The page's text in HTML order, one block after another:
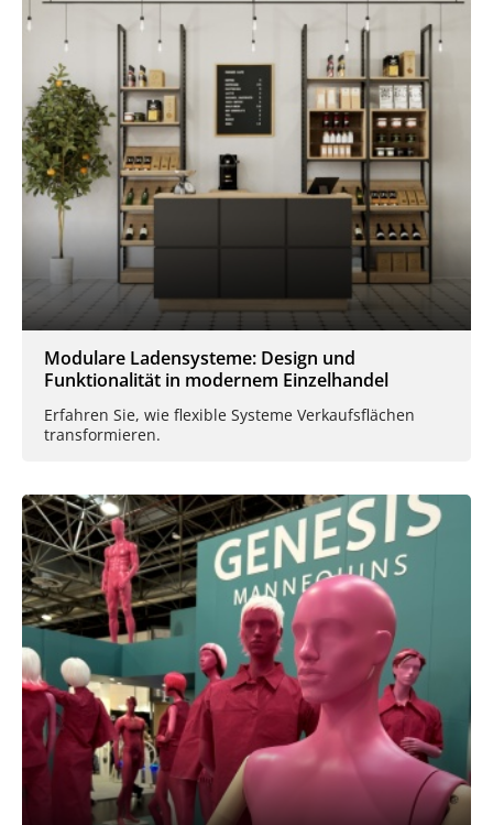
Modulare Ladensysteme: Design und
Funktionalität in modernem Einzelhandel
Erfahren Sie, wie flexible Systeme Verkaufsflächen
transformieren.